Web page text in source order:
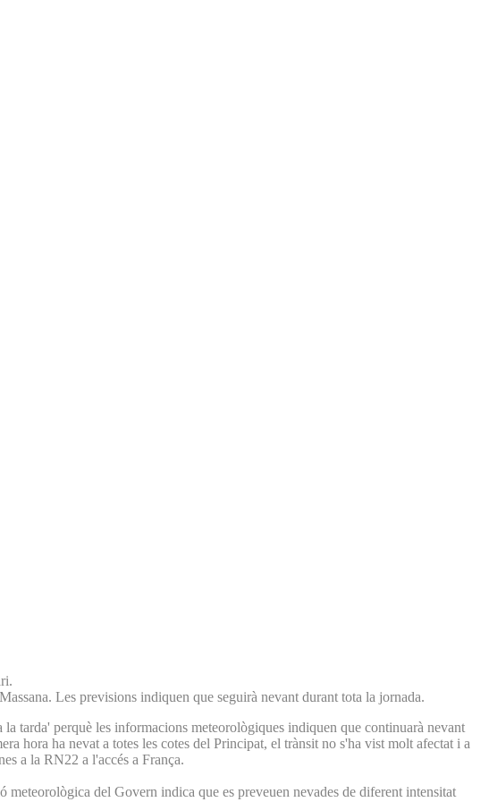
Les previsions indiquen que seguirà nevant durant tota la jornada.
tarda' perquè les informacions meteorològiques indiquen que continuarà nevant
hora ha nevat a totes les cotes del Principat, el trànsit no s'ha vist molt afectat i a
a la RN22 a l'accés a França.
del Govern indica que es preveuen nevades de diferent intensitat